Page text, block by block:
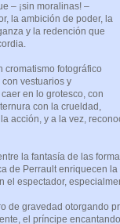
– ¡sin moralinas! –
la ambición de poder, la
y la redención que
cromatismo fotográfico
vestuarios y
en lo grotesco, con
con la crueldad,
acción, y a la vez,
la fantasía de las
de Perrault enriquecen
el espectador,
de gravedad otorgando
el príncipe